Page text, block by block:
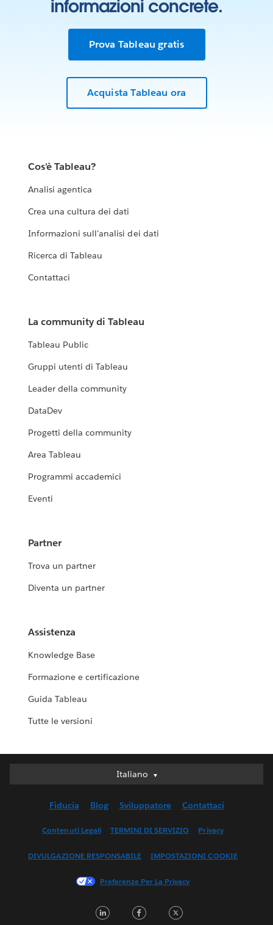
informazioni concrete.
Prova Tableau gratis
Acquista Tableau ora
Cos'è Tableau?
Analisi agentica
Crea una cultura dei dati
Informazioni sull'analisi dei dati
Ricerca di Tableau
Contattaci
La community di Tableau
Tableau Public
Gruppi utenti di Tableau
Leader della community
DataDev
Progetti della community
Area Tableau
Programmi accademici
Eventi
Partner
Trova un partner
Diventa un partner
Assistenza
Knowledge Base
Formazione e certificazione
Guida Tableau
Tutte le versioni
Italiano
Italiano
English (UK)
Français (Canada)
한국어
Fiducia Blog Sviluppatore Contattaci
Contenuti Legali TERMINI DI SERVIZIO Privacy
DIVULGAZIONE RESPONSABILE IMPOSTAZIONI COOKIE
Preferenze Per La Privacy
LinkedInFacebook